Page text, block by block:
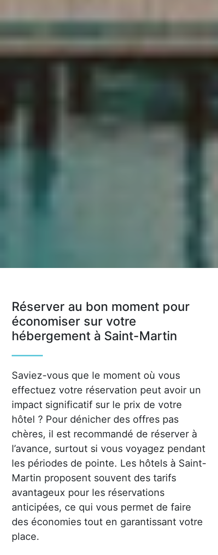
Réserver au bon moment pour
économiser sur votre
hébergement à Saint-Martin
Saviez-vous que le moment où vous
effectuez votre réservation peut avoir un
impact significatif sur le prix de votre
hôtel ? Pour dénicher des offres pas
chères, il est recommandé de réserver à
l’avance, surtout si vous voyagez pendant
les périodes de pointe. Les hôtels à Saint-
Martin proposent souvent des tarifs
avantageux pour les réservations
anticipées, ce qui vous permet de faire
des économies tout en garantissant votre
place.